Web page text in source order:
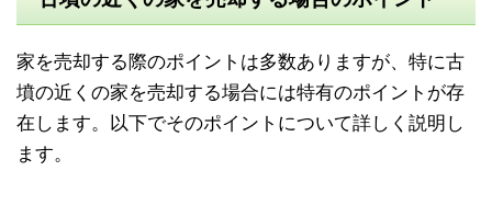
家を売却する際のポイントは多数ありますが、特に古
墳の近くの家を売却する場合には特有のポイントが存
在します。以下でそのポイントについて詳しく説明し
ます。